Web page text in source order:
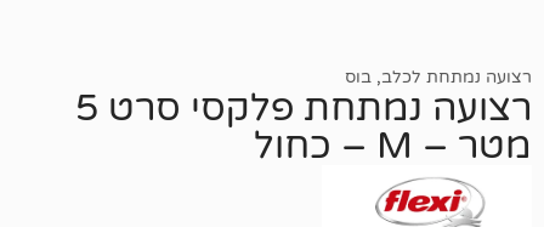
,בוס
רצועה נמתחת פלקסי סרט 5